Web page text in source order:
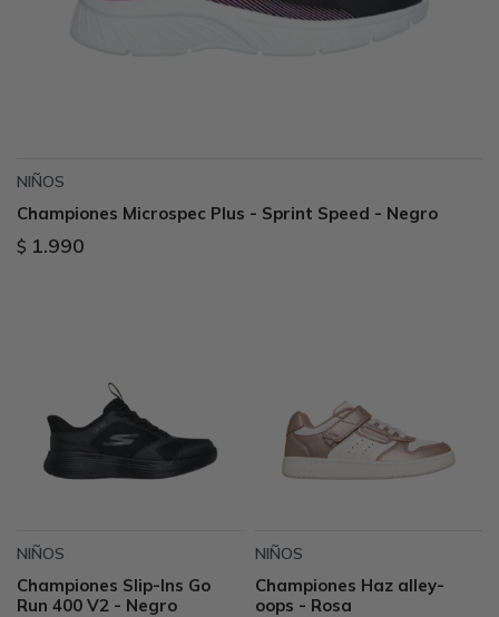
NIÑOS
Championes Microspec Plus - Sprint Speed - Negro
$ 1.990
NIÑOS
Championes Slip-Ins Go
Run 400 V2 - Negro
NIÑOS
Championes Haz alley-
oops - Rosa